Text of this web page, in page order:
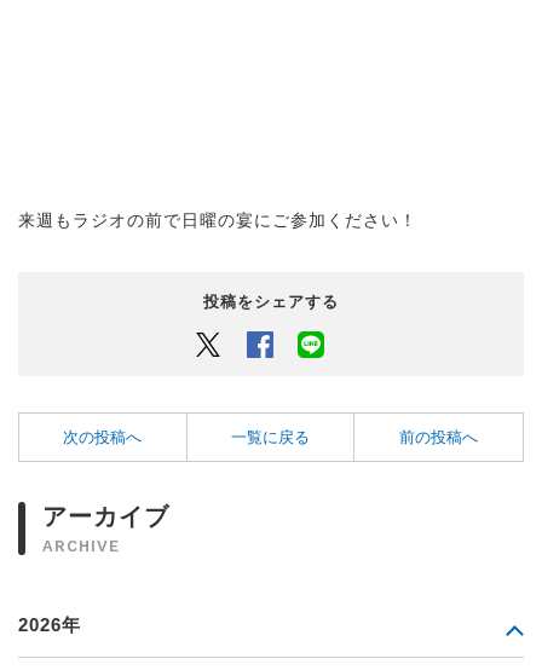
来週もラジオの前で日曜の宴にご参加ください！
投稿をシェアする
Twitter Facebook
次の投稿へ 一覧に戻る 前の投稿へ
アーカイブ
ARCHIVE
2026年